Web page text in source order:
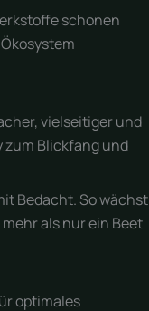
schonen
vielseitiger und
zum Blickfang und
Bedacht. So wächst
als nur ein Beet
optimales